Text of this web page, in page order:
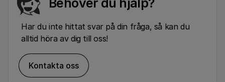
Har du inte hittat svar på din fråga, så kan du
alltid höra av dig till oss!
Kontakta oss